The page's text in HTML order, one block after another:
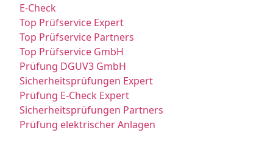
E-Check
Top Prüfservice Expert
Top Prüfservice Partners
Top Prüfservice GmbH
Prüfung DGUV3 GmbH
Sicherheitsprüfungen Expert
Prüfung E-Check Expert
Sicherheitsprüfungen Partners
Prüfung elektrischer Anlagen